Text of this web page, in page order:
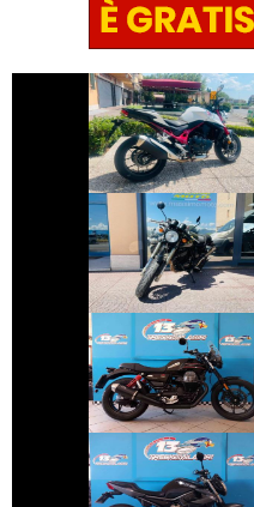
HONDA HORNET
€ 5.990 €
SWM GRAN-
MILANO
€ 2.350 €
MOTO-GUZZI V7
€ 8.190 €
YAMAHA XJ6
€ 3.490 €